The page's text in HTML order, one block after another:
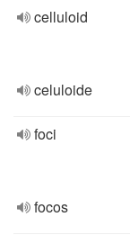
celluloid
celuloide
foci
focos